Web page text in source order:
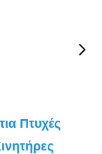
Πτυχές